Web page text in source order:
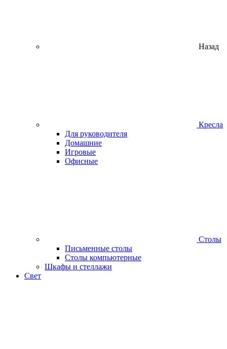
Назад
Кресла
Для руководителя
Домашние
Игровые
Офисные
Столы
Письменные столы
Столы компьютерные
Шкафы и стеллажи
Свет